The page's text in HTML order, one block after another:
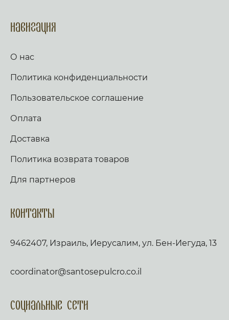
Навигация
О нас
Политика конфиденциальности
Пользовательское соглашение
Оплата
Доставка
Политика возврата товаров
Для партнеров
Контакты
9462407, Израиль, Иерусалим, ул. Бен-Иегуда, 13
coordinator@santosepulcro.co.il
Социальные сети